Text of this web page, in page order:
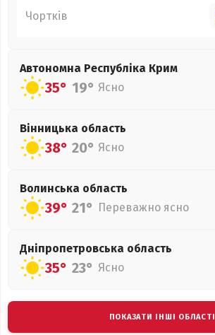
Чортків
Автономна Республіка Крим
35° 19° Ясно
Вінницька область
38° 20° Ясно
Волинська область
39° 21° Переважно ясно
Дніпропетровська область
35° 23° Ясно
ПОКАЗАТИ ІНШІ ОБЛАСТІ